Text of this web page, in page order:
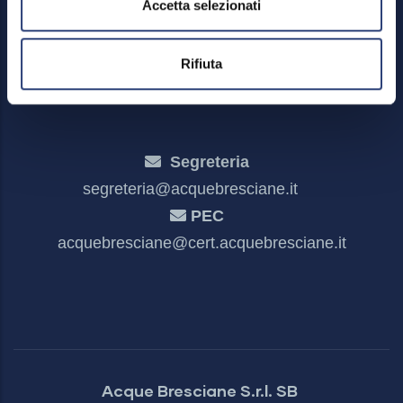
Accetta selezionati
Rifiuta
Dichiarazione di accessibilità
Segreteria
segreteria@acquebresciane.it
PEC
acquebresciane@cert.acquebresciane.it
Acque Bresciane S.r.l. SB